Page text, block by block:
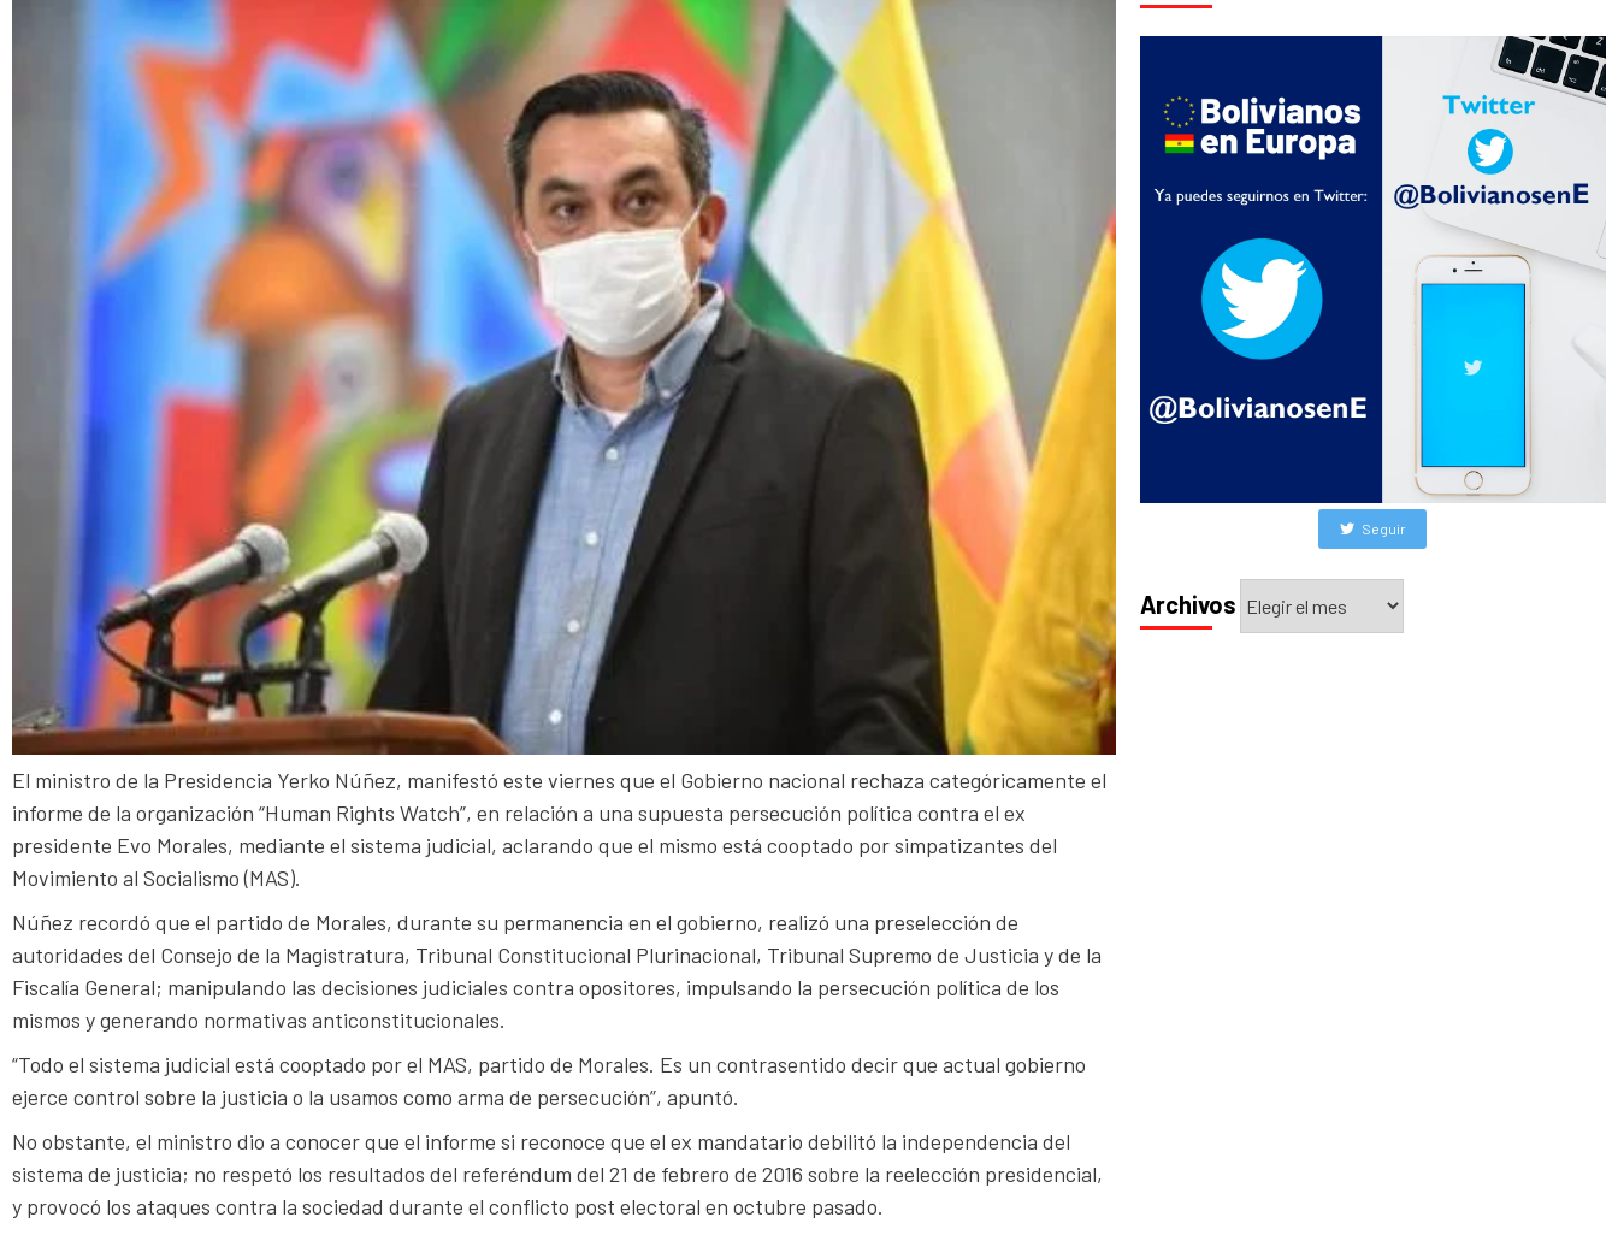
El ministro de la Presidencia Yerko Núñez, manifestó este viernes que el Gobierno nacional rechaza categóricamente el
informe de la organización “Human Rights Watch”, en relación a una supuesta persecución política contra el ex
presidente Evo Morales, mediante el sistema judicial, aclarando que el mismo está cooptado por simpatizantes del
Movimiento al Socialismo (MAS).
Núñez recordó que el partido de Morales, durante su permanencia en el gobierno, realizó una preselección de
autoridades del Consejo de la Magistratura, Tribunal Constitucional Plurinacional, Tribunal Supremo de Justicia y de la
Fiscalía General; manipulando las decisiones judiciales contra opositores, impulsando la persecución política de los
mismos y generando normativas anticonstitucionales.
“Todo el sistema judicial está cooptado por el MAS, partido de Morales. Es un contrasentido decir que actual gobierno
ejerce control sobre la justicia o la usamos como arma de persecución”, apuntó.
No obstante, el ministro dio a conocer que el informe si reconoce que el ex mandatario debilitó la independencia del
sistema de justicia; no respetó los resultados del referéndum del 21 de febrero de 2016 sobre la reelección presidencial,
y provocó los ataques contra la sociedad durante el conflicto post electoral en octubre pasado.
Seguir
Archivos
Archivos